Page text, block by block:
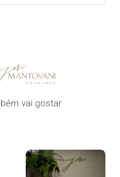
vai gostar